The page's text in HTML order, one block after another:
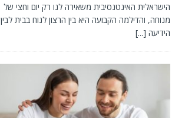
הישראלית האינטנסיבית משאירה לנו רק יום וחצי של
מנוחה, והדילמה הקבועה היא בין הרצון לנוח בבית לבין
הידיעה [...]